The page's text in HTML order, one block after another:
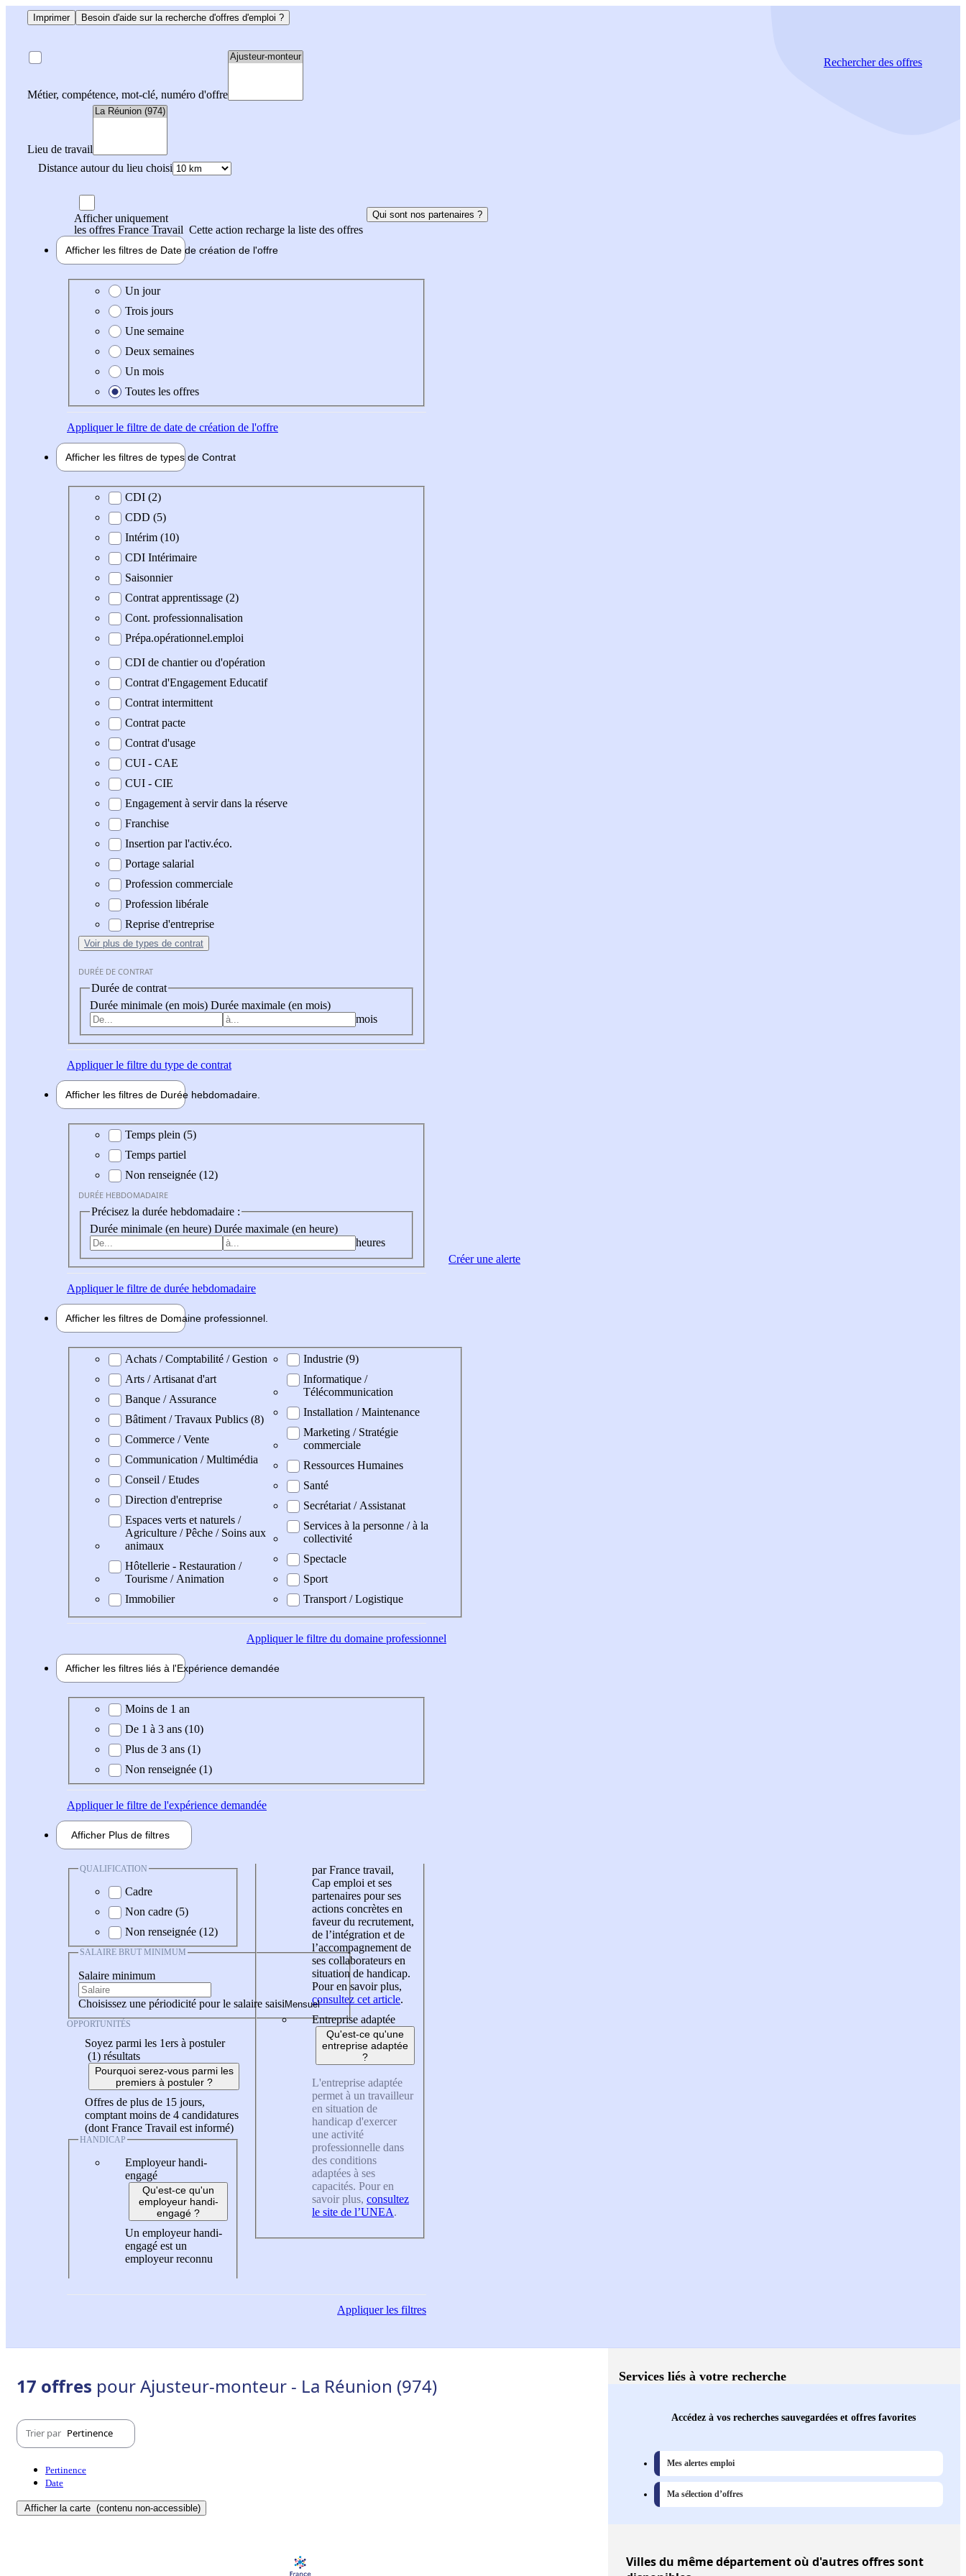
Imprimer Besoin d'aide sur la recherche d'offres d'emploi ?
Métier, compétence, mot-clé, numéro d'offre
Lieu de travail
Distance autour du lieu choisi
Rechercherdes offres
Afficher uniquement
les offres France Travail Cette action recharge la liste des offres
Qui sont nos partenaires ?
Afficher les filtres de Date de création de l'offre
Date de création de l'offre
Un jour
Trois jours
Une semaine
Deux semaines
Un mois
Toutes les offres
Appliquerle filtre de date de création de l'offre
Afficher les filtres de types de Contrat
Type de contrat
CDI (2)
CDD (5)
Intérim (10)
CDI Intérimaire
Saisonnier
Contrat apprentissage (2)
Cont. professionnalisation
Prépa.opérationnel.emploi
CDI de chantier ou d'opération
Contrat d'Engagement Educatif
Contrat intermittent
Contrat pacte
Contrat d'usage
CUI - CAE
CUI - CIE
Engagement à servir dans la réserve
Franchise
Insertion par l'activ.éco.
Portage salarial
Profession commerciale
Profession libérale
Reprise d'entreprise
Voir plus de types de contrat
DURÉE DE CONTRAT
Durée de contrat
Durée minimale (en mois) Durée maximale (en mois)
mois
Appliquerle filtre du type de contrat
Afficher les filtres de Durée hebdomadaire
Durée hebdomadaire
Temps plein (5)
Temps partiel
Non renseignée (12)
DURÉE HEBDOMADAIRE
Précisez la durée hebdomadaire :
Durée minimale (en heure) Durée maximale (en heure)
heures
Appliquerle filtre de durée hebdomadaire
Afficher les filtres de Domaine professionnel
Domaine professionel
Achats / Comptabilité / Gestion
Arts / Artisanat d'art
Banque / Assurance
Bâtiment / Travaux Publics (8)
Commerce / Vente
Communication / Multimédia
Conseil / Etudes
Direction d'entreprise
Espaces verts et naturels /
Agriculture / Pêche / Soins aux
animaux
Hôtellerie - Restauration /
Tourisme / Animation
Immobilier
Industrie (9)
Informatique /
Télécommunication
Installation / Maintenance
Marketing / Stratégie
commerciale
Ressources Humaines
Santé
Secrétariat / Assistanat
Services à la personne / à la
collectivité
Spectacle
Sport
Transport / Logistique
Appliquerle filtre du domaine professionnel
Afficher les filtres liés à l'Expérience demandée
Expérience demandée
Moins de 1 an
De 1 à 3 ans (10)
Plus de 3 ans (1)
Non renseignée (1)
Appliquerle filtre de l'expérience demandée
Afficher Plus de filtres
QUALIFICATION
Cadre
Non cadre (5)
Non renseignée (12)
SALAIRE BRUT MINIMUM
Salaire minimum
Choisissez une périodicité pour le salaire saisi
OPPORTUNITÉS
Soyez parmi les 1ers à postuler
(1) résultats
Pourquoi serez-vous parmi les
premiers à postuler ?
Offres de plus de 15 jours,
comptant moins de 4 candidatures
(dont France Travail est informé)
HANDICAP
Employeur handi-
engagé
Qu'est-ce qu'un
employeur handi-
engagé ?
Un employeur handi-
engagé est un
employeur reconnu
par France travail,
Cap emploi et ses
partenaires pour ses
actions concrètes en
faveur du recrutement,
de l’intégration et de
l’accompagnement de
ses collaborateurs en
situation de handicap.
Pour en savoir plus,
consultez cet article.
Entreprise adaptée
Qu'est-ce qu'une
entreprise adaptée
?
L'entreprise adaptée
permet à un travailleur
en situation de
handicap d'exercer
une activité
professionnelle dans
des conditions
adaptées à ses
capacités. Pour en
savoir plus, consultez
le site de l’UNEA.
Appliquerles filtres
Créer une alerte
17 offres pour Ajusteur-monteur - La Réunion (974)
Trier par Pertinence
Pertinence
Date
Afficher la carte (contenu non-accessible)
Services liés à votre recherche
Accédez à vos recherches sauvegardées et offres favorites
Mes alertes emploi
Ma sélection d’offres
Villesdu même département où d'autres offres sont